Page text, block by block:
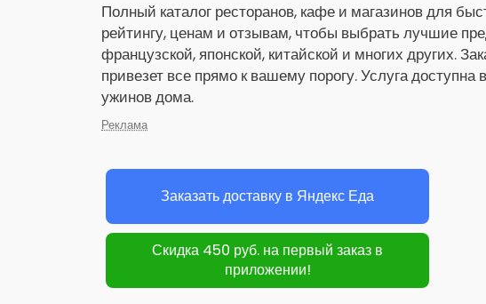
Полный каталог ресторанов, кафе и магазинов для
рейтингу, ценам и отзывам, чтобы выбрать лучшие
французской, японской, китайской и многих других.
привезет все прямо к вашему порогу. Услуга
ужинов дома.
Реклама
Заказать доставку в Яндекс Еда
Скидка 450 руб. на первый заказ в
приложении!